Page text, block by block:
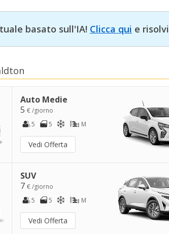
basato sull'IA! Clicca qui e
Auto Medie
5€ /giorno
5
5 M
Vedi Offerta
SUV
7€ /giorno
5
5 M
Vedi Offerta